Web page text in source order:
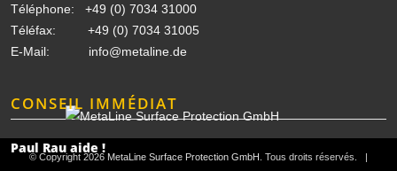
Téléphone: +49 (0) 7034 31000
Téléfax: +49 (0) 7034 31005
E-Mail: info@metaline.de
CONSEIL IMMÉDIAT
Paul Rau aide !
© Copyright 2026 MetaLine Surface Protection GmbH . Tous droits réservés. |